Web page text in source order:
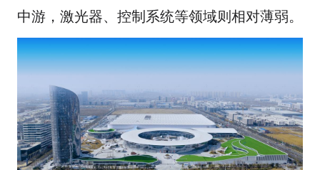
中游，激光器、控制系统等领域则相对薄弱。